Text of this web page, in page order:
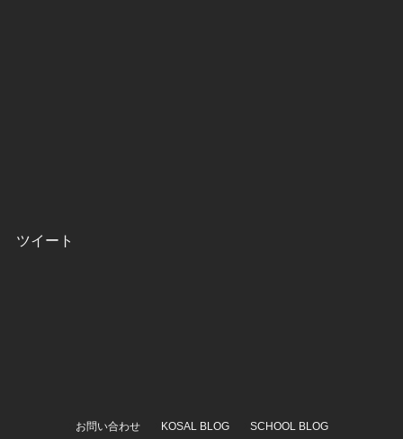
ツイート
お問い合わせ KOSAL BLOG SCHOOL BLOG